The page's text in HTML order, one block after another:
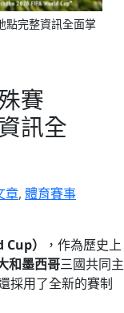
點完整資訊全面掌
賽
訊全
章, 體育賽事
）
，作為歷史上
和墨西哥三國共同主
採用了全新的賽制